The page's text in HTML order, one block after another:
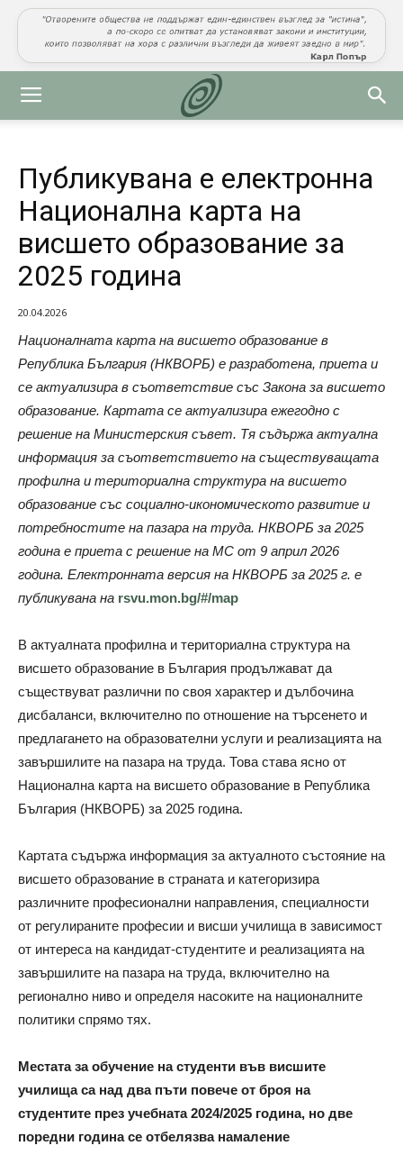
Публикувана е електронна
Национална карта на
висшето образование за
2025 година
20.04.2026
Националната карта на висшето образование в
Република България (НКВОРБ) е разработена, приета и
се актуализира в съответствие със Закона за висшето
образование. Картата се актуализира ежегодно с
решение на Министерския съвет. Тя съдържа актуална
информация за съответствието на съществуващата
профилна и териториална структура на висшето
образование със социално-икономическото развитие и
потребностите на пазара на труда. НКВОРБ за 2025
година е приета с решение на МС от 9 април 2026
година. Електронната версия на НКВОРБ за 2025 г. е
публикувана на rsvu.mon.bg/#/map
В актуалната профилна и териториална структура на
висшето образование в България продължават да
съществуват различни по своя характер и дълбочина
дисбаланси, включително по отношение на търсенето и
предлагането на образователни услуги и реализацията на
завършилите на пазара на труда. Това става ясно от
Национална карта на висшето образование в Република
България (НКВОРБ) за 2025 година.
Картата съдържа информация за актуалното състояние на
висшето образование в страната и категоризира
различните професионални направления, специалности
от регулираните професии и висши училища в зависимост
от интереса на кандидат-студентите и реализацията на
завършилите на пазара на труда, включително на
регионално ниво и определя насоките на националните
политики спрямо тях.
Местата за обучение на студенти във висшите
училища са над два пъти повече от броя на
студентите през учебната 2024/2025 година, но две
поредни година се отбелязва намаление